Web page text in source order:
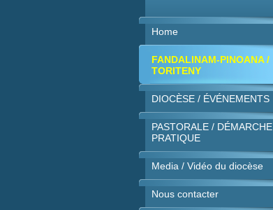
Home
FANDALINAM-PINOANA /
TORITENY
DIOCÈSE / ÉVÉNEMENTS
PASTORALE / DÉMARCHE
PRATIQUE
Media / Vidéo du diocèse
Nous contacter